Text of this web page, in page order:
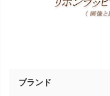
ブランド